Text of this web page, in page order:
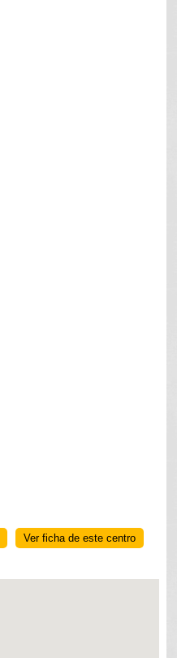
Ver ficha de este centro